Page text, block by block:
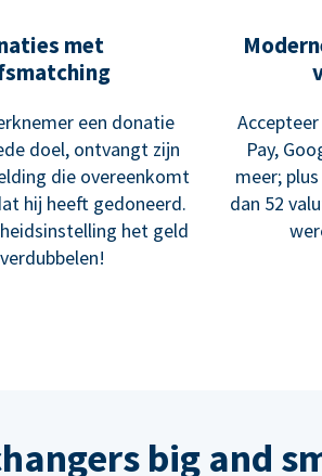
met
een donatie
doel, ontvangt zijn
die overeenkomt
hij heeft gedoneerd.
het geld
Pay,
meer;
dan 52
big and